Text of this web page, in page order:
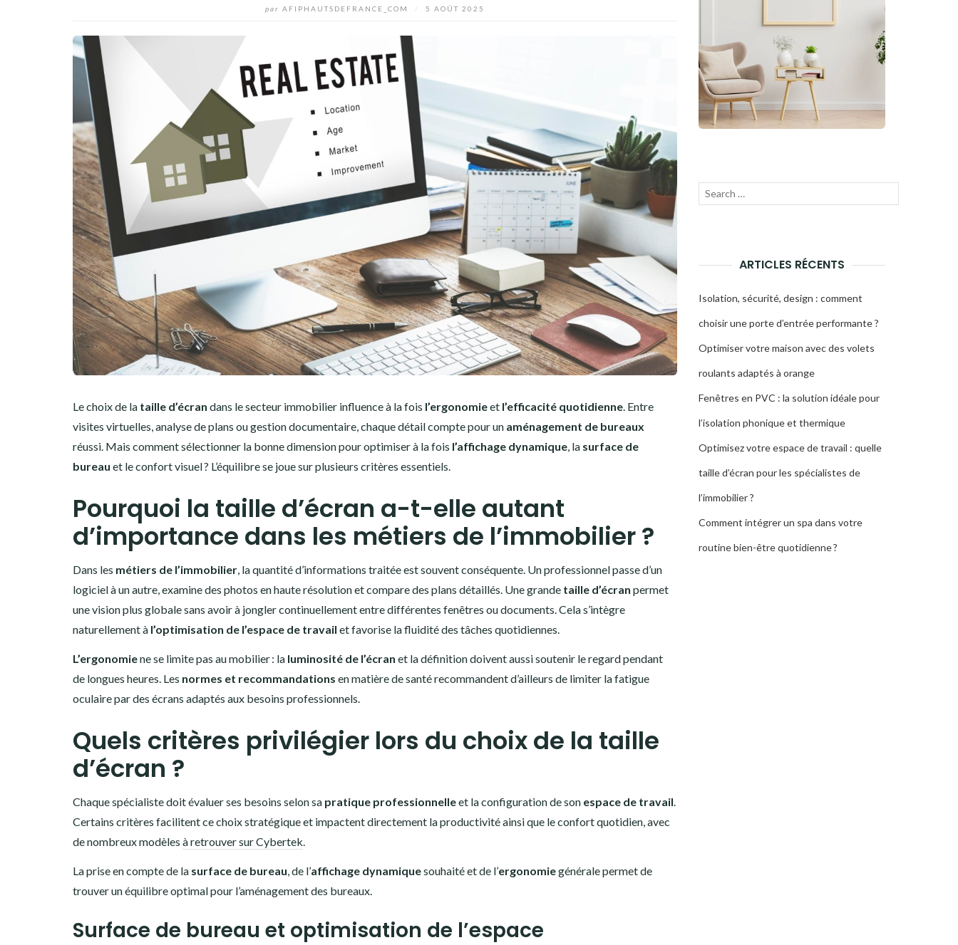
par AFIPHAUTSDEFRANCE_COM 5 AOÛT 2025
Le choix de la taille d’écran dans le secteur immobilier influence à la fois l’ergonomieet l’efficacité quotidienne. Entre
visites virtuelles, analyse de plans ou gestion documentaire, chaque détail compte pour un aménagement de bureaux
réussi. Mais comment sélectionner la bonne dimension pour optimiser à la fois l’affichage dynamique, la surface de
bureau et le confort visuel ? L’équilibre se joue sur plusieurs critères essentiels.
Pourquoi la taille d’écran a-t-elle autant
d’importance dans les métiers de l’immobilier ?
Dans les métiers de l’immobilier, la quantité d’informations traitée est souvent conséquente. Un professionnel passe d’un
logiciel à un autre, examine des photos en haute résolution et compare des plans détaillés. Une grande taille d’écran permet
une vision plus globale sans avoir à jongler continuellement entre différentes fenêtres ou documents. Cela s’intègre
naturellement à l’optimisation de l’espace de travail et favorise la fluidité des tâches quotidiennes.
L’ergonomiene se limite pas au mobilier : la luminosité de l’écran et la définition doivent aussi soutenir le regard pendant
de longues heures. Les normes et recommandations en matière de santé recommandent d’ailleurs de limiter la fatigue
oculaire par des écrans adaptés aux besoins professionnels.
Quels critères privilégier lors du choix de la taille
d’écran ?
Chaque spécialiste doit évaluer ses besoins selon sa pratique professionnelleet la configuration de son espace de travail.
Certains critères facilitent ce choix stratégique et impactent directement la productivité ainsi que le confort quotidien, avec
de nombreux modèles à retrouver sur Cybertek.
La prise en compte de la surface de bureau, de l’affichage dynamiquesouhaité et de l’ergonomiegénérale permet de
trouver un équilibre optimal pour l’aménagement des bureaux.
Surface de bureau et optimisation de l’espace
Recherche
ARTICLES RÉCENTS
Isolation, sécurité, design : comment
choisir une porte d’entrée performante ?
Optimiser votre maison avec des volets
roulants adaptés à orange
Fenêtres en PVC : la solution idéale pour
l’isolation phonique et thermique
Optimisez votre espace de travail : quelle
taille d’écran pour les spécialistes de
l’immobilier ?
Comment intégrer un spa dans votre
routine bien-être quotidienne ?